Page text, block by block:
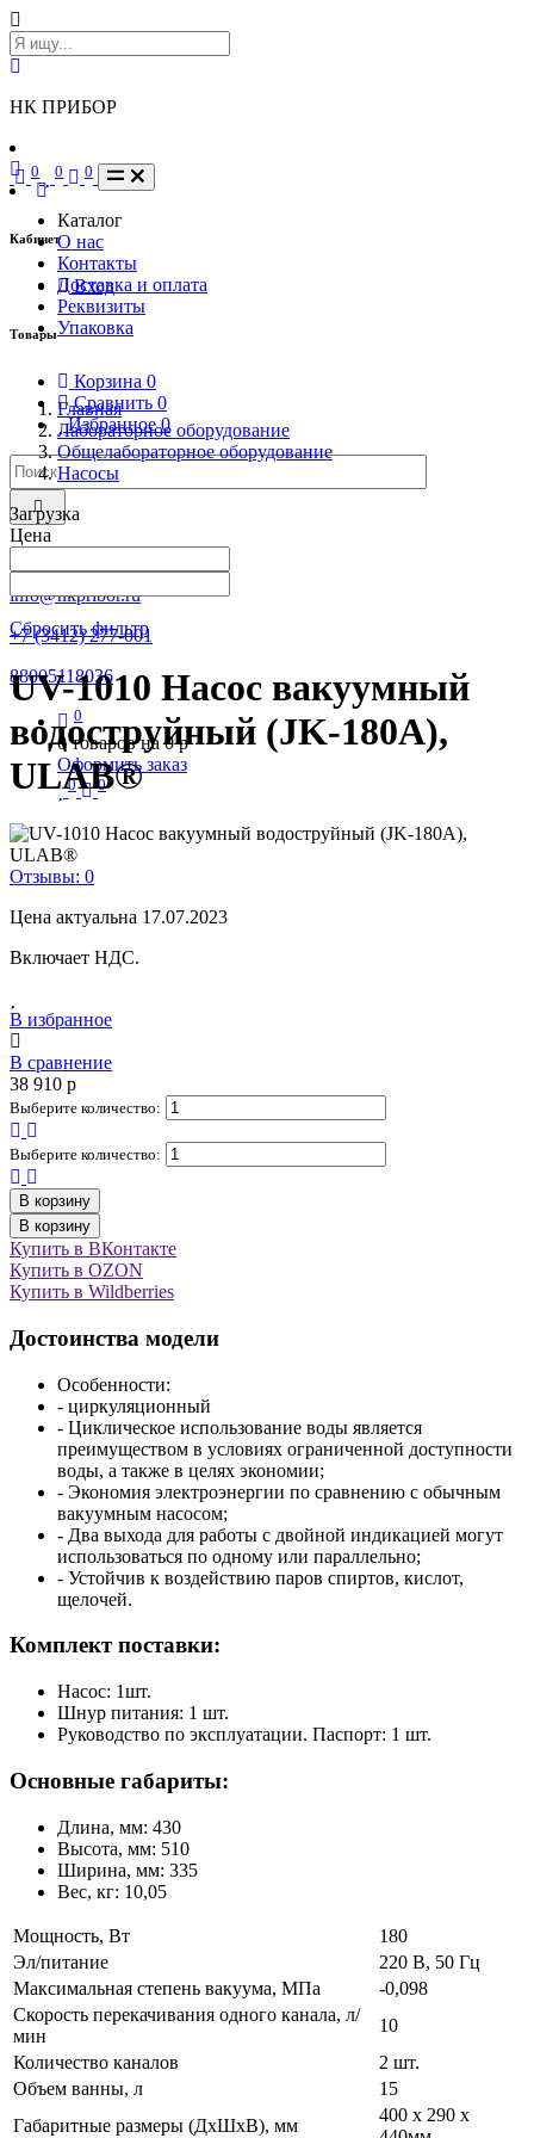
НК ПРИБОР
Кабинет
Вход
Товары
Корзина 0
Сравнить 0
Избранное0
Написать в Телеграм
info@nkpribor.ru
+7 (3412) 277-001
88005118036
0
0 товаров на0 p
Оформить заказ
0 0
0 0 0
Каталог
О нас
Контакты
Доставка и оплата
Реквизиты
Упаковка
Главная
Лабораторное оборудование
Общелабораторное оборудование
Насосы
Загрузка
Цена
Сбросить фильтр
UV-1010 Насос вакуумный
водоструйный (JK-180A),
ULAB®
Отзывы: 0
Цена актуальна 17.07.2023
Включает НДС.
В избранное
В сравнение
38 910 p
Выберите количество:
Выберите количество:
В корзину
В корзину
Купить в ВКонтакте
Купить в OZON
Купить в Wildberries
Достоинства модели
Особенности:
- циркуляционный
- Циклическое использование воды является
преимуществом в условиях ограниченной доступности
воды, а также в целях экономии;
- Экономия электроэнергии по сравнению с обычным
вакуумным насосом;
- Два выхода для работы с двойной индикацией могут
использоваться по одному или параллельно;
- Устойчив к воздействию паров спиртов, кислот,
щелочей.
Комплект поставки:
Насос: 1шт.
Шнур питания: 1 шт.
Руководство по эксплуатации. Паспорт: 1 шт.
Основные габариты:
Длина, мм: 430
Высота, мм: 510
Ширина, мм: 335
Вес, кг: 10,05
Мощность, Вт
180
Эл/питание
220 В, 50 Гц
Максимальная степень вакуума, МПа
-0,098
Скорость перекачивания одного канала, л/
мин
10
Количество каналов
2 шт.
Объем ванны, л
15
Габаритные размеры (ДхШхВ), мм
400 х 290 х